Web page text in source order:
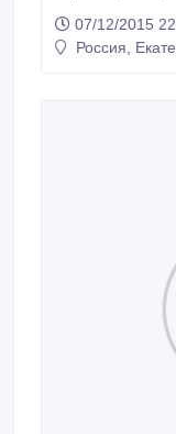
руб. Набор
Министерства -
07/12/2015
Россия,